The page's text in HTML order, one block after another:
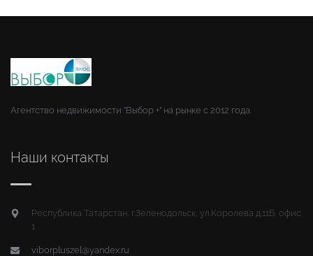
Агентство недвижимости "Выбор +" на рынке с 2012 года.
Наши контакты
Республика Татарстан, г.Зеленодольск, ул.Королева д.11Б, офис
1
viborpluszel@yandex.ru